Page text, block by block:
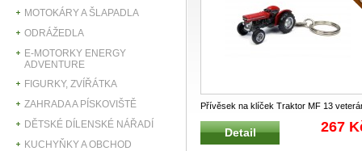
MOTOKÁRY A ŠLAPADLA
ODRÁŽEDLA
E-MOTORKY ENERGY
ADVENTURE
FIGURKY, ZVÍŘÁTKA
ZAHRADA A PÍSKOVIŠTĚ
DĚTSKÉ DÍLENSKÉ NÁŘADÍ
KUCHYŇKY A OBCHOD
Přívěsek na klíček Traktor MF 13
UNIVERSAL HOBBIES UH5566 Mě
Detail 267